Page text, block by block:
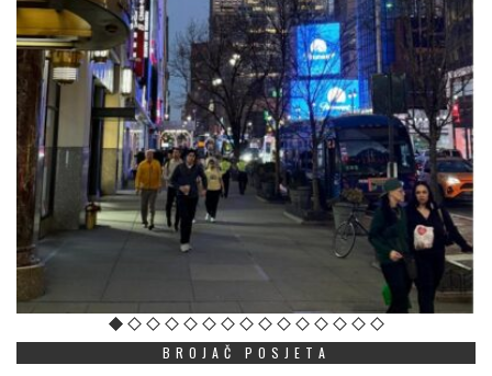
BROJAČ POSJETA